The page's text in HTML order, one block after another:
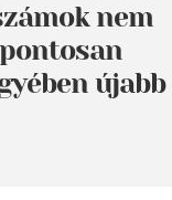
nem
újabb